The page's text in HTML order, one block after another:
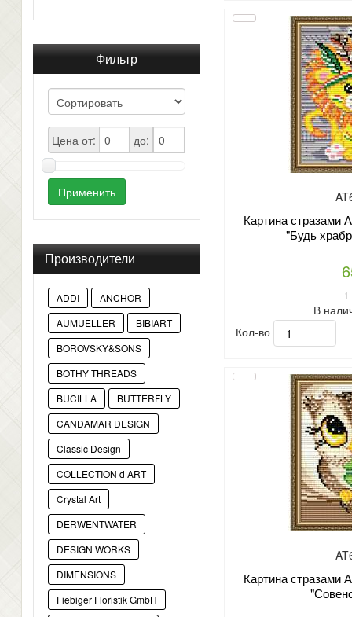
Фильтр
Цена от: до:
Применить
Производители
ADDI
ANCHOR
AUMUELLER
BIBIART
BOROVSKY&SONS
BOTHY THREADS
BUCILLA
BUTTERFLY
CANDAMAR DESIGN
Classic Design
COLLECTION d ART
Crystal Art
DERWENTWATER
DESIGN WORKS
DIMENSIONS
Fiebiger Floristik GmbH
Картина стразами
"Будь
1
В
Кол-во
Картина стразами